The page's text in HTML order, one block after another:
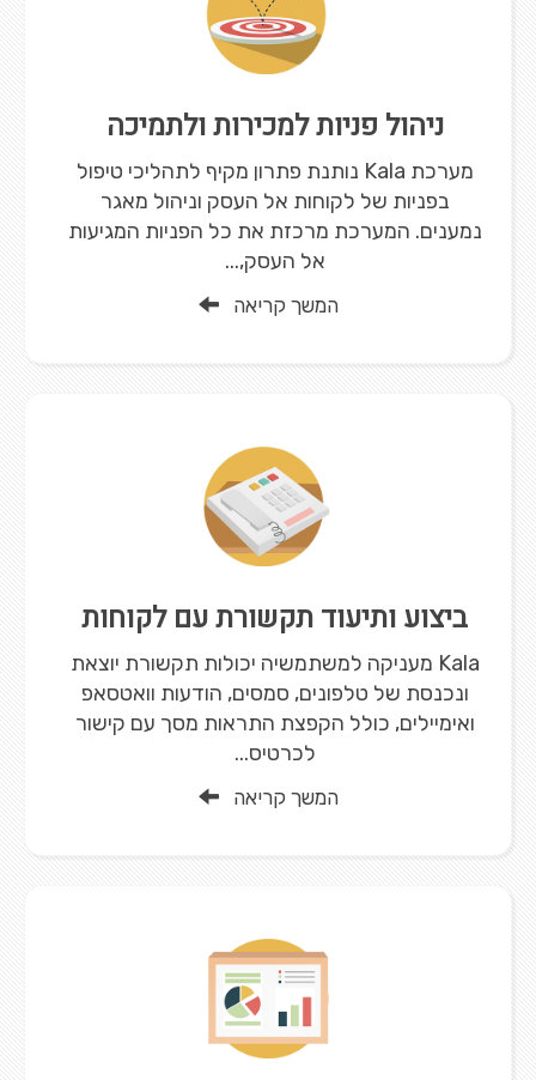
ניהול פניות למכירות ולתמיכה
מערכת Kala נותנת פתרון מקיף לתהליכי טיפול
בפניות של לקוחות אל העסק וניהול מאגר
נמענים. המערכת מרכזת את כל הפניות המגיעות
אל העסק,...
המשך קריאה
ביצוע ותיעוד תקשורת עם לקוחות
Kala מעניקה למשתמשיה יכולות תקשורת יוצאת
ונכנסת של טלפונים, סמסים, הודעות וואטסאפ
ואימיילים, כולל הקפצת התראות מסך עם קישור
לכרטיס...
המשך קריאה